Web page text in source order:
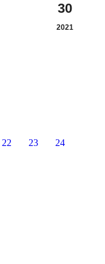
30
2021
22 23
24